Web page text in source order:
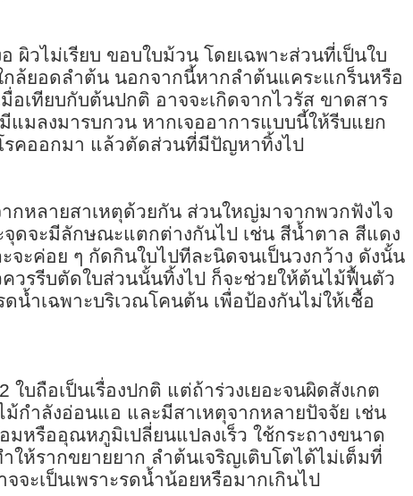
ผิวไม่เรียบ ขอบใบม้วน โดยเฉพาะส่วนที่เป็นใบ
กล้ยอดลำต้น นอกจากนี้หากลำต้นแคระแกร็นหรือ
อเทียบกับต้นปกติ อาจจะเกิดจากไวรัส ขาดสาร
แมลงมารบกวน หากเจออาการแบบนี้ให้รีบแยก
รคออกมา แล้วตัดส่วนที่มีปัญหาทิ้งไป
กหลายสาเหตุด้วยกัน ส่วนใหญ่มาจากพวกฟังไจ
จุดจะมีลักษณะแตกต่างกันไป เช่น สีน้ำตาล สีแดง
จะค่อย ๆ กัดกินใบไปทีละนิดจนเป็นวงกว้าง ดังนั้น
ควรรีบตัดใบส่วนนั้นทิ้งไป ก็จะช่วยให้ต้นไม้ฟื้นตัว
ดน้ำเฉพาะบริเวณโคนต้น เพื่อป้องกันไม่ให้เชื้อ
ใบถือเป็นเรื่องปกติ แต่ถ้าร่วงเยอะจนผิดสังเกต
ม้กำลังอ่อนแอ และมีสาเหตุจากหลายปัจจัย เช่น
มหรืออุณหภูมิเปลี่ยนแปลงเร็ว ใช้กระถางขนาด
ำให้รากขยายยาก ลำต้นเจริญเติบโตได้ไม่เต็มที่
จะเป็นเพราะรดน้ำน้อยหรือมากเกินไป